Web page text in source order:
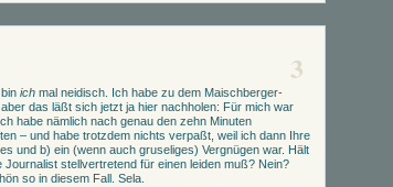
3
ich mal neidisch. Ich habe zu dem Maischberger-
das läßt sich jetzt ja hier nachholen: Für mich war
habe nämlich nach genau den zehn Minuten
– und habe trotzdem nichts verpaßt, weil ich dann Ihre
und b) ein (wenn auch gruseliges) Vergnügen war. Hält
stellvertretend für einen leiden muß? Nein?
so in diesem Fall. Sela.